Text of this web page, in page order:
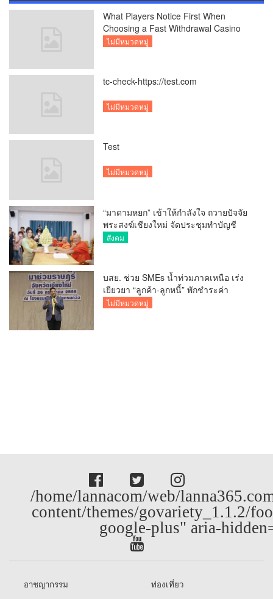
What Players Notice First When
Choosing a Fast Withdrawal Casino
UK
ไม่มีหมวดหมู่
tc-check-https://test.com
ไม่มีหมวดหมู่
Test
ไม่มีหมวดหมู่
“มาดามหยก” เข้าให้กำลังใจ ถวายปัจจัย
พระสงฆ์เชียงใหม่ จัดประชุมทำบัญชี
รายรับรายจ่ายของวัด กว่า 300 รูป ที่วัด
สังคม
บสย. ช่วย SMEs น้ำท่วมภาคเหนือ เร่ง
เยียวยา “ลูกค้า-ลูกหนี้” พักชำระค่า
ธรรมเนียม-ค่างวด
ไม่มีหมวดหมู่
/home/lannacom/web/
content/themes/govariety_1.1.2/
google-plus" aria-
อาชญากรรม
ท่องเที่ยว